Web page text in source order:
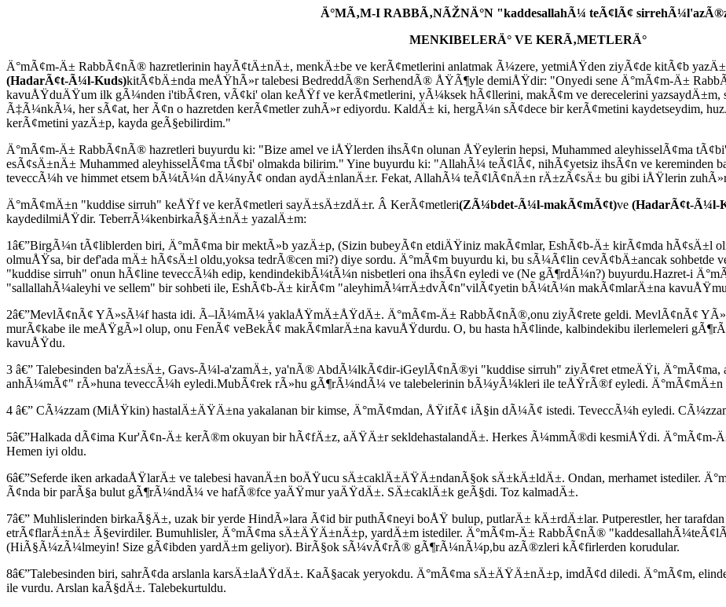
Ä°MÃ‚M-I RABBÃ‚NÃŽNÄ°N "kaddesallahÃ¼ teÃ¢lÃ¢
MENKIBELERÄ° VE KERÃ‚METLERÄ°
Ä°mÃ¢m-Ä± RabbÃ¢nÃ® hazretlerinin hayÃ¢tÄ±nÄ±, menkÄ±be ve kerÃ¢metlerini anlatmak Ã¼zere, yetmiÅŸden ziyÃ¢de kitÃ¢b
(HadarÃ¢t-Ã¼l-Kuds)kitÃ¢bÄ±nda meÅŸhÃ»r talebesi BedreddÃ®n SerhendÃ® ÅŸÃ¶yle demiÅŸdir: "Onyedi sene Ä°mÃ¢m-Ä±
kavuÅŸduÄŸum ilk gÃ¼nden i'tibÃ¢ren, vÃ¢ki' olan keÅŸf ve kerÃ¢metlerini, yÃ¼ksek hÃ¢llerini, makÃ¢m ve derecelerini yazsaydÄ±m,
Ã‡Ã¼nkÃ¼, her sÃ¢at, her Ã¢n o hazretden kerÃ¢metler zuhÃ»r ediyordu. KaldÄ± ki, hergÃ¼n sÃ¢dece bir kerÃ¢metini kaydetseydim,
kerÃ¢metini yazÄ±p, kayda geÃ§ebilirdim."
Ä°mÃ¢m-Ä± RabbÃ¢nÃ® hazretleri buyurdu ki: "Bize amel ve iÅŸlerden ihsÃ¢n olunan ÅŸeylerin hepsi, Muhammed aleyhisselÃ¢ma
esÃ¢sÄ±nÄ± Muhammed aleyhisselÃ¢ma tÃ¢bi' olmakda bilirim." Yine buyurdu ki: "AllahÃ¼ teÃ¢lÃ¢, nihÃ¢yetsiz ihsÃ¢n ve kereminden
teveccÃ¼h ve himmet etsem bÃ¼tÃ¼n dÃ¼nyÃ¢ ondan aydÄ±nlanÄ±r. Fekat, AllahÃ¼ teÃ¢lÃ¢nÄ±n rÄ±zÃ¢sÄ± bu gibi iÅŸlerin
Ä°mÃ¢mÄ±n "kuddise sirruh" keÅŸf ve kerÃ¢metleri sayÄ±sÄ±zdÄ±r. Â KerÃ¢metleri(ZÃ¼bdet-Ã¼l-makÃ¢mÃ¢t)ve (HadarÃ¢t-Ã¼l-
kaydedilmiÅŸdir. TeberrÃ¼kenbirkaÃ§Ä±nÄ± yazalÄ±m:
1â€”BirgÃ¼n tÃ¢liblerden biri, Ä°mÃ¢ma bir mektÃ»b yazÄ±p, (Sizin bubeyÃ¢n etdiÄŸiniz makÃ¢mlar, EshÃ¢b-Ä± kirÃ¢mda
olmuÅŸsa, bir def'ada mÄ± hÃ¢sÄ±l oldu,yoksa tedrÃ®cen mi?) diye sordu. Ä°mÃ¢m buyurdu ki, bu sÃ¼Ã¢lin cevÃ¢bÄ±ancak sohbetde
"kuddise sirruh" onun hÃ¢line teveccÃ¼h edip, kendindekibÃ¼tÃ¼n nisbetleri ona ihsÃ¢n eyledi ve (Ne gÃ¶rdÃ¼n?) buyurdu.Hazret-i
"sallallahÃ¼aleyhi ve sellem" bir sohbeti ile, EshÃ¢b-Ä± kirÃ¢m "aleyhimÃ¼rrÄ±dvÃ¢n"vilÃ¢yetin bÃ¼tÃ¼n makÃ¢mlarÄ±na
2â€”MevlÃ¢nÃ¢ YÃ»sÃ¼f hasta idi. Ã–lÃ¼mÃ¼ yaklaÅŸmÄ±ÅŸdÄ±. Ä°mÃ¢m-Ä± RabbÃ¢nÃ®,onu ziyÃ¢rete geldi. MevlÃ¢nÃ¢
murÃ¢kabe ile meÅŸgÃ»l olup, onu FenÃ¢ veBekÃ¢ makÃ¢mlarÄ±na kavuÅŸdurdu. O, bu hasta hÃ¢linde, kalbindekibu ilerlemeleri
kavuÅŸdu.
3 â€” Talebesinden ba'zÄ±sÄ±, Gavs-Ã¼l-a'zamÄ±, ya'nÃ® AbdÃ¼lkÃ¢dir-iGeylÃ¢nÃ®yi "kuddise sirruh" ziyÃ¢ret etmeÄŸi,
anhÃ¼mÃ¢" rÃ»huna teveccÃ¼h eyledi.MubÃ¢rek rÃ»hu gÃ¶rÃ¼ndÃ¼ ve talebelerinin bÃ¼yÃ¼kleri ile teÅŸrÃ®f eyledi. Ä°mÃ¢mÄ±n
4 â€” CÃ¼zzam (MiÅŸkin) hastalÄ±ÄŸÄ±na yakalanan bir kimse, Ä°mÃ¢mdan, ÅŸifÃ¢ iÃ§in dÃ¼Ã¢ istedi. TeveccÃ¼h eyledi.
5â€”Halkada dÃ¢ima Kur'Ã¢n-Ä± kerÃ®m okuyan bir hÃ¢fÄ±z, aÄŸÄ±r sekldehastalandÄ±. Herkes Ã¼mmÃ®di kesmiÅŸdi. Ä°mÃ¢m-
Hemen iyi oldu.
6â€”Seferde iken arkadaÅŸlarÄ± ve talebesi havanÄ±n boÄŸucu sÄ±caklÄ±ÄŸÄ±ndanÃ§ok sÄ±kÄ±ldÄ±. Ondan, merhamet istediler.
Ã¢nda bir parÃ§a bulut gÃ¶rÃ¼ndÃ¼ ve hafÃ®fce yaÄŸmur yaÄŸdÄ±. SÄ±caklÄ±k geÃ§di. Toz kalmadÄ±.
7â€” Muhlislerinden birkaÃ§Ä±, uzak bir yerde HindÃ»lara Ã¢id bir puthÃ¢neyi boÅŸ bulup, putlarÄ± kÄ±rdÄ±lar. Putperestler, her
etrÃ¢flarÄ±nÄ± Ã§evirdiler. Bumuhlisler, Ä°mÃ¢ma sÄ±ÄŸÄ±nÄ±p, yardÄ±m istediler. Ä°mÃ¢m-Ä± RabbÃ¢nÃ®
(HiÃ§Ã¼zÃ¼lmeyin! Size gÃ¢ibden yardÄ±m geliyor). BirÃ§ok sÃ¼vÃ¢rÃ® gÃ¶rÃ¼nÃ¼p,bu azÃ®zleri kÃ¢firlerden korudular.
8â€”Talebesinden biri, sahrÃ¢da arslanla karsÄ±laÅŸdÄ±. KaÃ§acak yeryokdu. Ä°mÃ¢ma sÄ±ÄŸÄ±nÄ±p, imdÃ¢d diledi. Ä°mÃ¢m,
ile vurdu. Arslan kaÃ§dÄ±. Talebekurtuldu.